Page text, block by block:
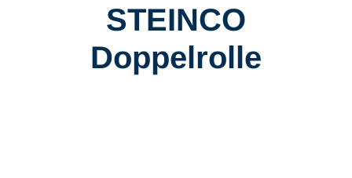
STEINCO
Doppelrolle